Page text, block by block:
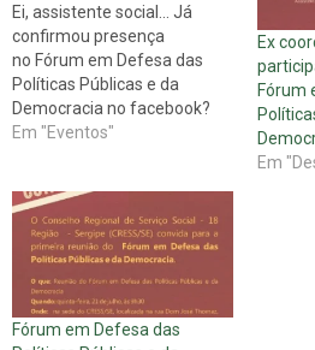
Ei, assistente social... Já
confirmou presença
no Fórum em Defesa das
Políticas Públicas e da
Democracia no facebook?
Acesse o link e
confirme! https://www.facebook.com/
nesta sexta-feira, às 8h30 no
auditório do Sindicato dos
Bancários, localizado na Av.
Gonçalo Prado Rolemberg,
794/804 - Centro, Aracaju. O
lançamento contará…
Em "Eventos"
Ex
Fórum
Em
Fórum em Defesa das